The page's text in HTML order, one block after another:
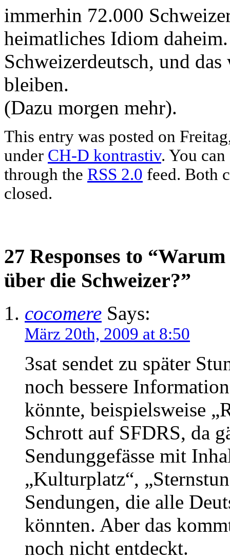
immerhin 72.000
heimatliches Idiom
Schweizerdeutsch, und
bleiben.
(Dazu morgen mehr).
This entry was posted on
under CH-D kontrastiv. You
through the RSS 2.0 feed. Both
closed.
27 Responses to
über die Schweizer?”
cocomere Says:
März 20th, 2009 at 8:50
3sat sendet zu später
noch bessere
könnte, beispielsweise
Schrott auf SFDRS, da
Sendunggefässe mit
„Kulturplatz“,
Sendungen, die alle
könnten. Aber das
noch nicht entdeckt.